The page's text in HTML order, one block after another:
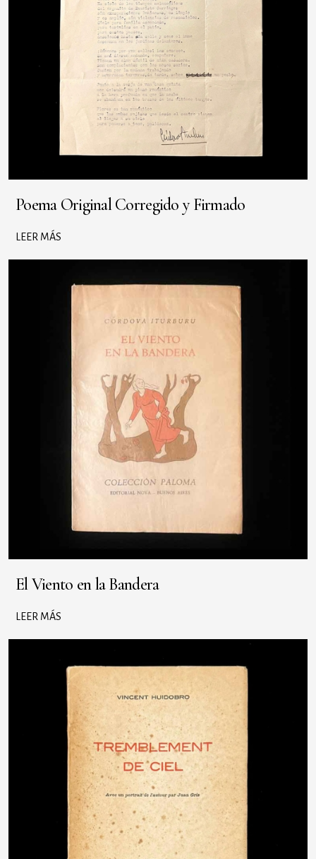
Poema Original Corregido y Firmado
LEER MÁS
El Viento en la Bandera
LEER MÁS